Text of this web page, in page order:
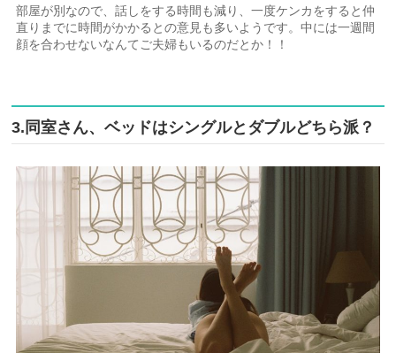
部屋が別なので、話しをする時間も減り、一度ケンカをすると仲
直りまでに時間がかかるとの意見も多いようです。中には一週間
顔を合わせないなんてご夫婦もいるのだとか！！
3.同室さん、ベッドはシングルとダブルどちら派？